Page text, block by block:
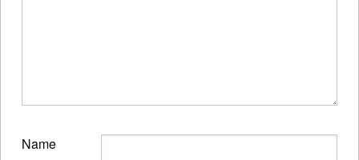
Name